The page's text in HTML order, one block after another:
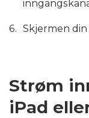
Skjermen din
Strøm
iPad